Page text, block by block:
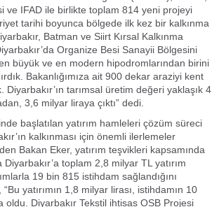
ve IFAD ile birlikte toplam 814 yeni projeyi
tarihi boyunca bölgede ilk kez bir kalkınma
Batman ve Siirt Kırsal Kalkınma
Organize Besi Sanayii Bölgesini
büyük ve en modern hipodromlarından birini
Bakanlığımıza ait 900 dekar araziyi kent
Diyarbakır’ın tarımsal üretim değeri yaklaşık 4
3,6 milyar liraya çıktı” dedi.
başlatılan yatırım hamleleri çözüm süreci
kalkınması için önemli ilerlemeler
Bakan Eker, yatırım teşvikleri kapsamında
toplam 2,8 milyar TL yatırım
19 bin 815 istihdam sağlandığını
yatırımın 1,8 milyar lirası, istihdamın 10
oldu. Diyarbakır Tekstil ihtisas OSB Projesi